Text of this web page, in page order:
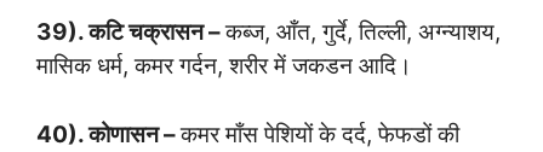
39). कटि चक्रासन –कब्ज, आँत, गुर्दे, तिल्ली, अग्न्याशय,
मासिक धर्म, कमर गर्दन, शरीर में जकडन आदि।
40). कोणासन –कमर माँस पेशियों के दर्द, फेफडों की